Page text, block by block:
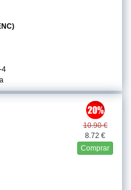
4
10.90 €
8.72 €
Comprar